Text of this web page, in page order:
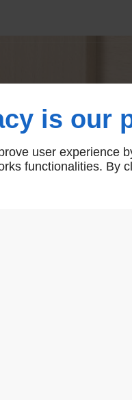
is our
user experience
functionalities. By